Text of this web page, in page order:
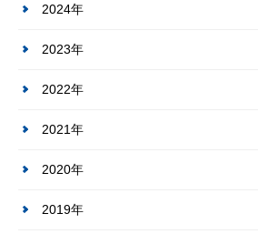
2024年
2023年
2022年
2021年
2020年
2019年